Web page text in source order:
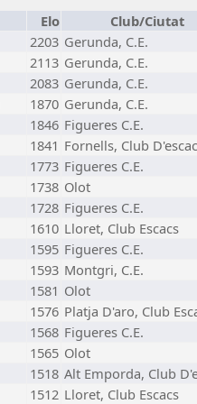
Elo
Club/Ciutat
2203 Gerunda, C.E.
2113 Gerunda, C.E.
2083 Gerunda, C.E.
1870 Gerunda, C.E.
1846 Figueres C.E.
1841 Fornells, Club
1773 Figueres C.E.
1738 Olot
1728 Figueres C.E.
1610 Lloret, Club Escacs
1595 Figueres C.E.
1593 Montgri, C.E.
1581 Olot
1576 Platja D'aro, Club
1568 Figueres C.E.
1565 Olot
1518 Alt Emporda, Club
1512 Lloret, Club Escacs